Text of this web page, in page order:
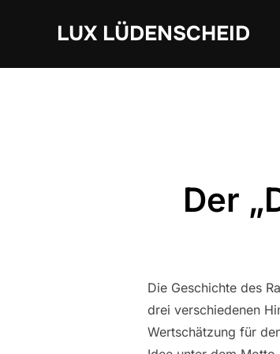
LUX LÜDENSCHEID
Der
Die Geschichte des
drei verschiedenen
Wertschätzung für